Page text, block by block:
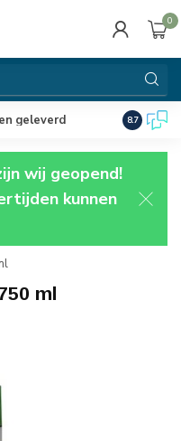
0
geleverd 8.7
wij geopend!
kunnen
ml